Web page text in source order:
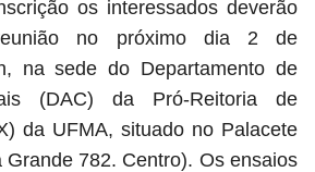
os interessados deverão
no próximo dia 2 de
na sede do Departamento de
(DAC) da Pró-Reitoria de
da UFMA, situado no Palacete
Grande 782. Centro). Os ensaios